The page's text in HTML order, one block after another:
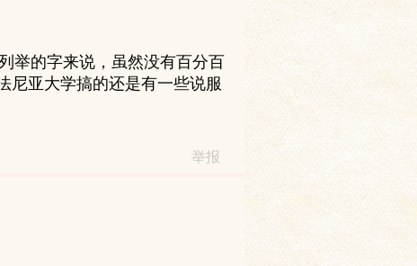
举的字来说，虽然没有百分百
尼亚大学搞的还是有一些说服
举报